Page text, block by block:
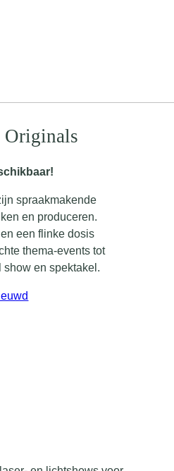
Originals
spraakmakende
en produceren.
een flinke dosis
thema-events tot
show en spektakel.